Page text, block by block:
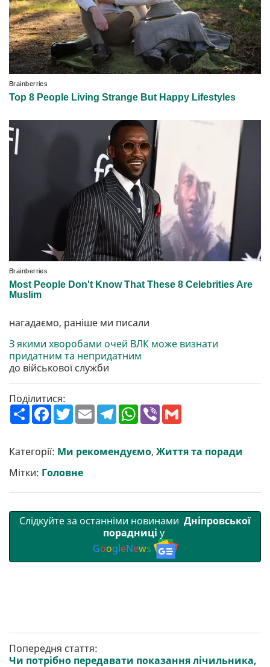
нагадаємо, раніше ми писали
З якими хворобами очей ВЛК може визнати
придатним та непридатним
до військової служби
Поділитися:
П
о
р
и
т
и
F
a
b
o
o
k
T
w
e
r
E
m
l
T
e
g
r
W
h
s
A
V
r l
Категорії: Ми рекомендуємо, Життя та поради
Мітки: Головне
Слідкуйте за останніми новинами Дніпровської
порадниці у
GoogleNews
Попередня стаття:
Чи потрібно передавати показання лічильника,